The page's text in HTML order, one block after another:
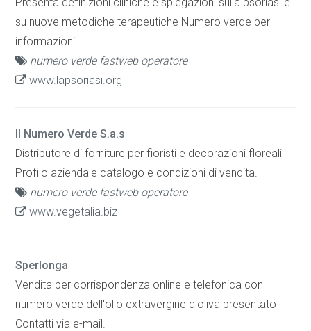
su nuove metodiche terapeutiche Numero verde per
informazioni.
numero verde fastweb operatore
www.lapsoriasi.org
Il Numero Verde S.a.s
Distributore di forniture per fioristi e decorazioni floreali
Profilo aziendale catalogo e condizioni di vendita.
numero verde fastweb operatore
www.vegetalia.biz
Sperlonga
Vendita per corrispondenza online e telefonica con
numero verde dell'olio extravergine d'oliva presentato
Contatti via e-mail.